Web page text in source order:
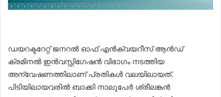
ഡയറക്ടറേറ്റ് ജനറല്‍ ഓഫ് എൻക്വയറീസ് ആൻഡ്
ക്രമിനല്‍ ഇൻവസ്റ്റിഗേഷൻ വിഭാഗം നടത്തിയ
അന്വേഷണത്തിലാണ് പ്രതികള്‍ വലയിലായത്.
പിടിയിലായവരില്‍ ബാക്കി നാലുപേർ ശ്രീലങ്കൻ